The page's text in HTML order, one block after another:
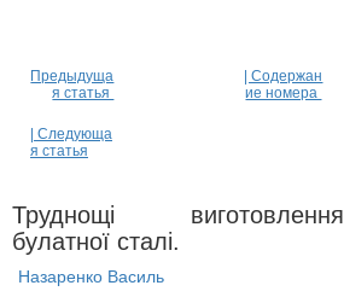
Предыдуща
я статья
| Содержан
ие номера
| Следующа
я статья
Труднощі виготовлення
булатної сталі.
Назаренко Василь